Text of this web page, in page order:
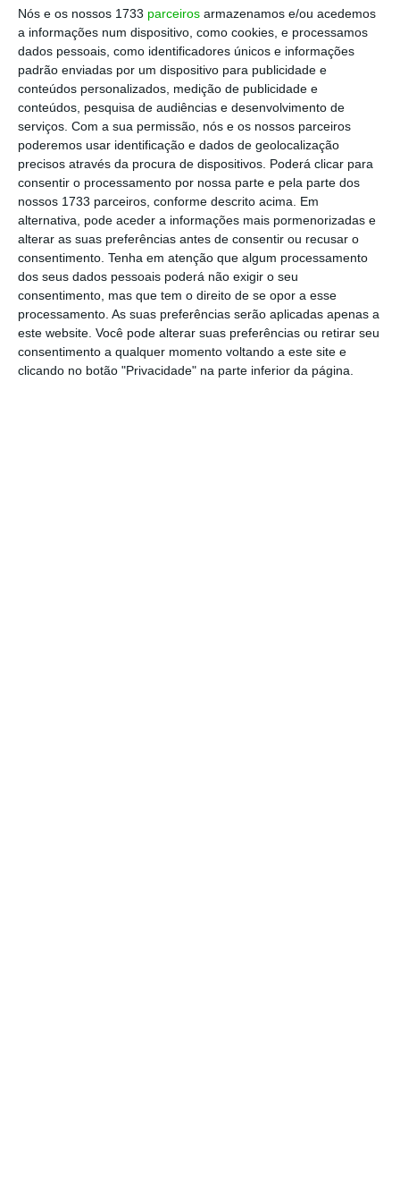
Nós e os nossos 1733 parceiros armazenamos e/ou acedemos
a informações num dispositivo, como cookies, e processamos
dados pessoais, como identificadores únicos e informações
padrão enviadas por um dispositivo para publicidade e
conteúdos personalizados, medição de publicidade e
conteúdos, pesquisa de audiências e desenvolvimento de
serviços. Com a sua permissão, nós e os nossos parceiros
poderemos usar identificação e dados de geolocalização
precisos através da procura de dispositivos. Poderá clicar para
consentir o processamento por nossa parte e pela parte dos
nossos 1733 parceiros, conforme descrito acima. Em
alternativa, pode aceder a informações mais pormenorizadas e
alterar as suas preferências antes de consentir ou recusar o
consentimento. Tenha em atenção que algum processamento
dos seus dados pessoais poderá não exigir o seu
consentimento, mas que tem o direito de se opor a esse
processamento. As suas preferências serão aplicadas apenas a
este website. Você pode alterar suas preferências ou retirar seu
consentimento a qualquer momento voltando a este site e
clicando no botão "Privacidade" na parte inferior da página.
1/9
Se quiser visitar a Lousã veja onde pode ficar
hospedado